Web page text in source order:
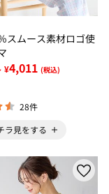
スムース素材ロゴ使
¥4,011 (税込)
28件
ラ見をする